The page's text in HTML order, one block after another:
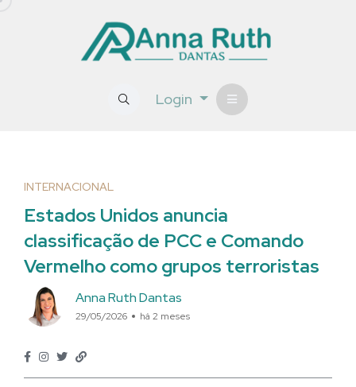
Login
INTERNACIONAL
Estados Unidos anuncia
classificação de PCC e Comando
Vermelho como grupos terroristas
Anna Ruth Dantas
29/05/2026 há 2 meses